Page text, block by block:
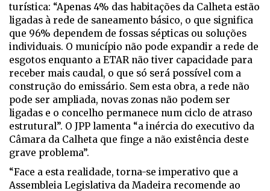
turística: “Apenas 4% das habitações da Calheta estão
ligadas à rede de saneamento básico, o que significa
que 96% dependem de fossas sépticas ou soluções
individuais. O município não pode expandir a rede de
esgotos enquanto a ETAR não tiver capacidade para
receber mais caudal, o que só será possível com a
construção do emissário. Sem esta obra, a rede não
pode ser ampliada, novas zonas não podem ser
ligadas e o concelho permanece num ciclo de atraso
estrutural”. O JPP lamenta “a inércia do executivo da
Câmara da Calheta que finge a não existência deste
grave problema”.
“Face a esta realidade, torna-se imperativo que a
Assembleia Legislativa da Madeira recomende ao